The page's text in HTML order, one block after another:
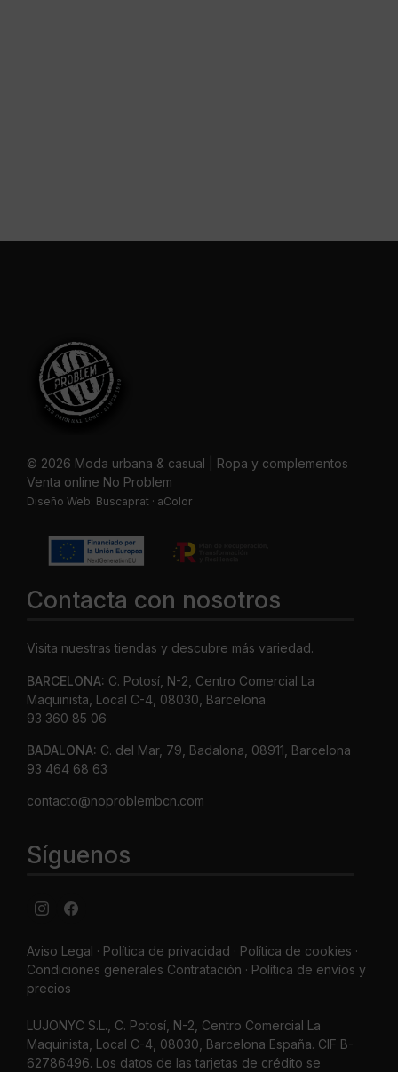
© 2026 Moda urbana & casual | Ropa y complementos
Venta online No Problem
Diseño Web: Buscaprat · aColor
Contacta con nosotros
Visita nuestras tiendas y descubre más variedad.
BARCELONA: C. Potosí, N-2, Centro Comercial La
Maquinista, Local C-4, 08030, Barcelona
93 360 85 06
BADALONA: C. del Mar, 79, Badalona, 08911, Barcelona
93 464 68 63
contacto@noproblembcn.com
Síguenos
Aviso Legal · Política de privacidad · Política de cookies ·
Condiciones generales Contratación · Política de envíos y
precios
LUJONYC S.L., C. Potosí, N-2, Centro Comercial La
Maquinista, Local C-4, 08030, Barcelona España. CIF B-
62786496. Los datos de las tarjetas de crédito se